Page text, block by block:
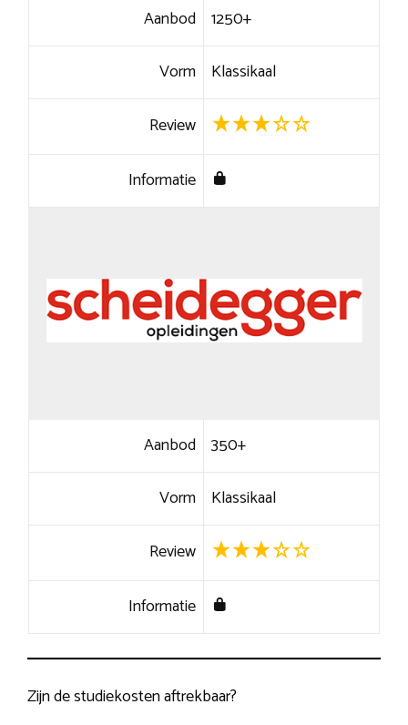
Aanbod 1250+
Vorm Klassikaal
Review
Informatie
Aanbod 350+
Vorm Klassikaal
Review
Informatie
Zijn de studiekosten aftrekbaar?